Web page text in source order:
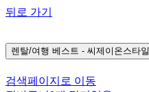
뒤로 가기
렌탈/여행 베스트 - 씨제이온스타일
검색페이지로 이동